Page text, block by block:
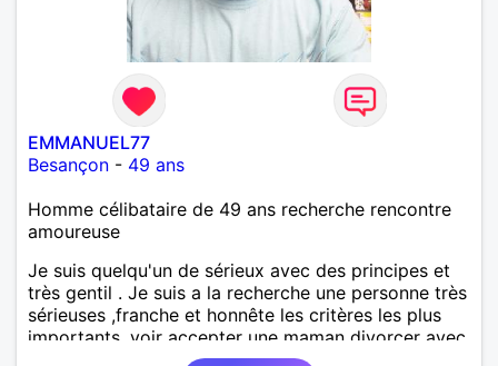
EMMANUEL77
Besançon - 49 ans
Homme célibataire de 49 ans recherche rencontre
amoureuse
Je suis quelqu'un de sérieux avec des principes et
très gentil . Je suis a la recherche une personne très
sérieuses ,franche et honnête les critères les plus
importants, voir accepter une maman divorcer avec
son enfant il n y a aucun problème. S' abstenir au